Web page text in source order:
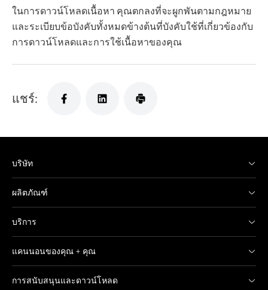
ในการดาวน์โหลดเนื้อหา คุณตกลงที่จะผูกพันตามกฎหมาย
และระเบียบข้อบังคับทั้งหมดข้างต้นที่บังคับใช้ที่เกี่ยวข้องกับ
การดาวน์โหลดและการใช้เนื้อหาของคุณ
แชร์:
บริษัท
ผลิตภัณฑ์
บริการ
แคนนอนของคุณ + คุณ
การสนับสนุนและดาวน์โหลด